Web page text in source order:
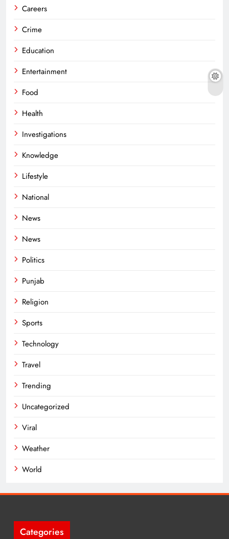
Careers
Crime
Education
Entertainment
Food
Health
Investigations
Knowledge
Lifestyle
National
News
News
Politics
Punjab
Religion
Sports
Technology
Travel
Trending
Uncategorized
Viral
Weather
World
Categories